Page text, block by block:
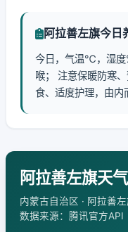
阿拉善左旗今日
今日，气温℃，湿度
喉； 注意保暖防寒
食、适度护理，由内
阿拉善左旗天气
内蒙古自治区 · 阿拉善左
数据来源：腾讯官方API